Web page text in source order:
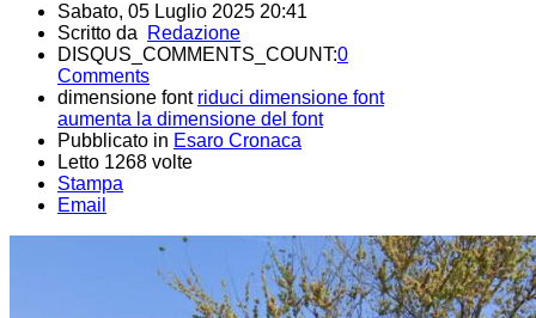
Sabato, 05 Luglio 2025 20:41
Scritto da
Redazione
DISQUS_COMMENTS_COUNT:0
Comments
dimensione font riduci dimensione font
aumenta la dimensione del font
Pubblicato in Esaro Cronaca
Letto 1268 volte
Stampa
Email